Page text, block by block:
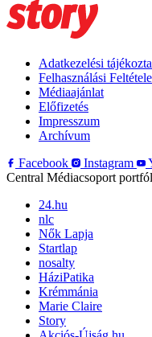
Adatkezelési
Felhasználási
Médiaajánlat
Előfizetés
Impresszum
Archívum
Facebook
Instagram
Central Médiacsoport
24.hu
nlc
Nők Lapja
Startlap
nosalty
HáziPatika
Krémmánia
Marie Claire
Story